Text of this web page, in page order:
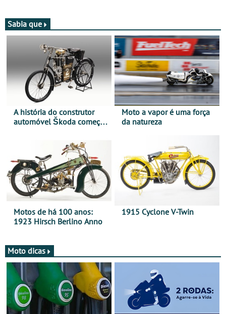
Sabia que
A história do construtor
automóvel Škoda começou
Moto a vapor é uma força
da natureza
Motos de há 100 anos:
1923 Hirsch Berlino Anno
1915 Cyclone V-Twin
Moto dicas